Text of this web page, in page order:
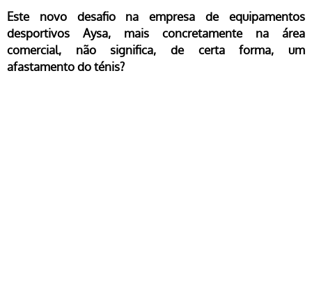
Este novo desafio na empresa de equipamentos
desportivos Aysa, mais concretamente na área
comercial, não significa, de certa forma, um
afastamento do ténis?